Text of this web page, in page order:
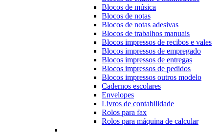
Blocos de música
Blocos de notas
Blocos de notas adesivas
Blocos de trabalhos manuais
Blocos impressos de recibos e vales
Blocos impressos de empregado
Blocos impressos de entregas
Blocos impressos de pedidos
Blocos impressos outros modelo
Cadernos escolares
Envelopes
Livros de contabilidade
Rolos para fax
Rolos para máquina de calcular